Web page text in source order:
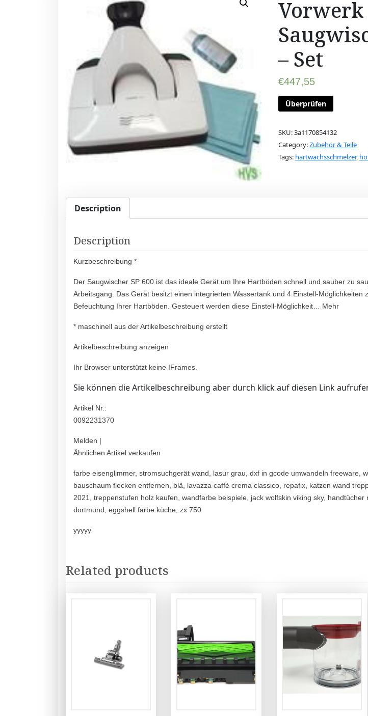
Vorwerk
– Set
€447,55
Überprüfen
SKU:3a1170854132
Category:Zubehör & Teile
Tags: hartwachsschmelzer,
Description
Description
Kurzbeschreibung *
Der Saugwischer SP 600 ist das ideale Gerät um Ihre Hartböden schnell und sauber zu
Arbeitsgang. Das Gerät besitzt einen integrierten Wassertank und 4 Einstell-Möglichkeiten
Befeuchtung Ihrer Hartböden. Gesteuert werden diese Einstell-Möglichkeit… Mehr
* maschinell aus der Artikelbeschreibung erstellt
Artikelbeschreibung anzeigen
Ihr Browser unterstützt keine IFrames.
Sie können die Artikelbeschreibung aber durch klick auf diesen Link
Artikel Nr.:
0092231370
Melden |
Ähnlichen Artikel verkaufen
farbe eisenglimmer, stromsuchgerät wand, lasur grau, dxf in gcode umwandeln freeware,
bauschaum flecken entfernen, blä, lavazza caffè crema classico, repafix, katzen wand
2021, treppenstufen holz kaufen, wandfarbe beispiele, jack wolfskin viking sky, handtücher
dortmund, eggshell farbe küche, zx 750
yyyyy
Related products